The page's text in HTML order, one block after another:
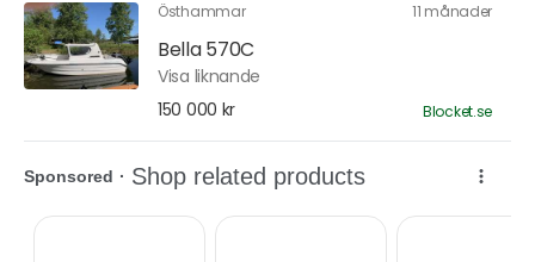
Östhammar 11 månader
Bella 570C
Visa liknande
150 000 kr
Blocket.se